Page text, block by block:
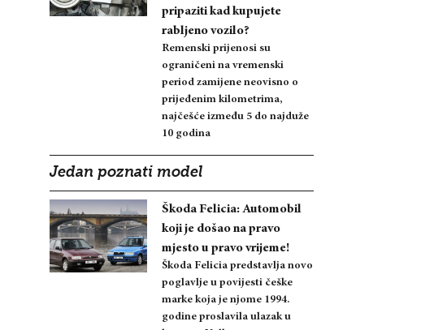
pripaziti kad kupujete
rabljeno vozilo?
Remenski prijenosi su
ograničeni na vremenski
period zamijene neovisno o
prijeđenim kilometrima,
najčešće između 5 do najduže
10 godina
Jedan poznati model
Škoda Felicia: Automobil
koji je došao na pravo
mjesto u pravo vrijeme!
Škoda Felicia predstavlja novo
poglavlje u povijesti češke
marke koja je njome 1994.
godine proslavila ulazak u